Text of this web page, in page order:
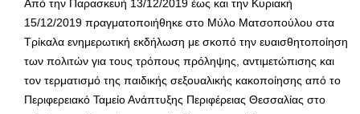
Από την Παρασκευή 13/12/2019 έως και την Κυριακή
15/12/2019 πραγματοποιήθηκε στο Μύλο Ματσοπούλου στα
Τρίκαλα ενημερωτική εκδήλωση με σκοπό την ευαισθητοποίηση
των πολιτών για τους τρόπους πρόληψης, αντιμετώπισης και
τον τερματισμό της παιδικής σεξουαλικής κακοποίησης από το
Περιφερειακό Ταμείο Ανάπτυξης Περιφέρειας Θεσσαλίας στο